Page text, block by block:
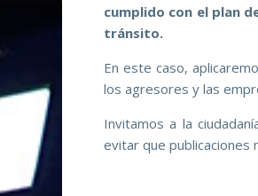
cumplido con el plan
tránsito.
En este caso,
los agresores y las
Invitamos a la
evitar que publicaciones